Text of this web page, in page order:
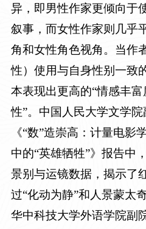
异，即男性作家更倾向于
叙事，而女性作家则几乎
角和女性角色视角。当作
性）使用与自身性别一致
本表现出更高的“情感丰
性”。中国人民大学文学
《“数”造崇高：计量电影
中的“英雄牺牲”》报告中
景别与运镜数据，揭示了
过“化动为静”和人景蒙太
华中科技大学外语学院副